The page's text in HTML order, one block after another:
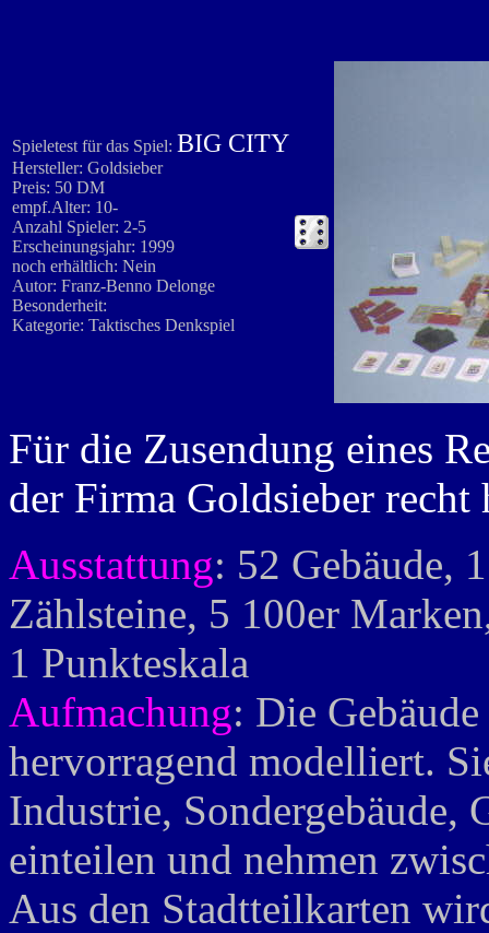
Spieletest für das Spiel: BIG CITY
Hersteller: Goldsieber
Preis: 50 DM
empf.Alter: 10-
Anzahl Spieler: 2-5
Erscheinungsjahr: 1999
noch erhältlich: Nein
Autor: Franz-Benno Delonge
Besonderheit:
Kategorie: Taktisches Denkspiel
Für die Zusendung eines
der Firma Goldsieber recht
Ausstattung: 52 Gebäude,
Zählsteine, 5 100er
1 Punkteskala
Aufmachung: Die
hervorragend modelliert.
Industrie, Sondergebäude,
einteilen und nehmen
Aus den Stadtteilkarten